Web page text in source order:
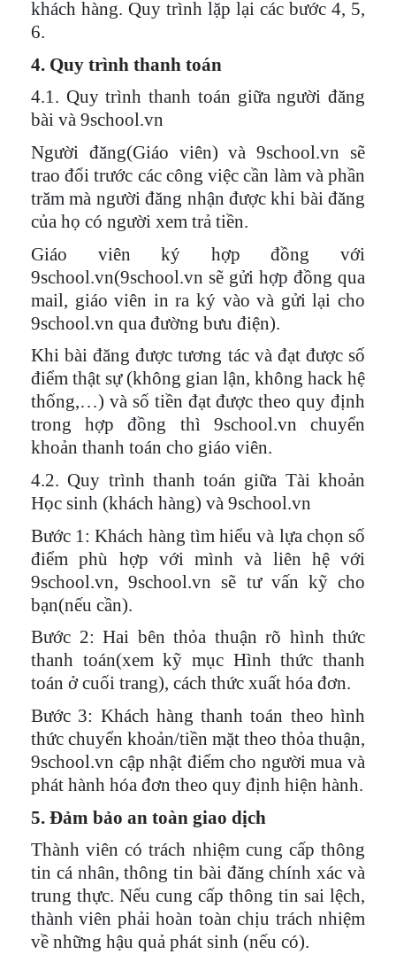
khách hàng. Quy trình lặp lại các bước 4, 5,
6.
4. Quy trình thanh toán
4.1. Quy trình thanh toán giữa người đăng
bài và 9school.vn
Người đăng(Giáo viên) và 9school.vn sẽ
trao đổi trước các công việc cần làm và phần
trăm mà người đăng nhận được khi bài đăng
của họ có người xem trả tiền.
Giáo viên ký hợp đồng với
9school.vn(9school.vn sẽ gửi hợp đồng qua
mail, giáo viên in ra ký vào và gửi lại cho
9school.vn qua đường bưu điện).
Khi bài đăng được tương tác và đạt được số
điểm thật sự (không gian lận, không hack hệ
thống,…) và số tiền đạt được theo quy định
trong hợp đồng thì 9school.vn chuyển
khoản thanh toán cho giáo viên.
4.2. Quy trình thanh toán giữa Tài khoản
Học sinh (khách hàng) và 9school.vn
Bước 1 : Khách hàng tìm hiểu và lựa chọn số
điểm phù hợp với mình và liên hệ với
9school.vn, 9school.vn sẽ tư vấn kỹ cho
bạn(nếu cần).
Bước 2: Hai bên thỏa thuận rõ hình thức
thanh toán(xem kỹ mục Hình thức thanh
toán ở cuối trang), cách thức xuất hóa đơn.
Bước 3: Khách hàng thanh toán theo hình
thức chuyển khoản/tiền mặt theo thỏa thuận,
9school.vn cập nhật điểm cho người mua và
phát hành hóa đơn theo quy định hiện hành.
5. Đảm bảo an toàn giao dịch
Thành viên có trách nhiệm cung cấp thông
tin cá nhân, thông tin bài đăng chính xác và
trung thực. Nếu cung cấp thông tin sai lệch,
thành viên phải hoàn toàn chịu trách nhiệm
về những hậu quả phát sinh (nếu có).